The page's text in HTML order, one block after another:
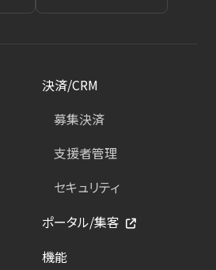
決済/CRM
募集決済
支援者管理
セキュリティ
ポータル/集客
機能